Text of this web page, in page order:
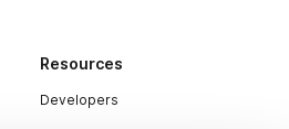
Resources
Developers